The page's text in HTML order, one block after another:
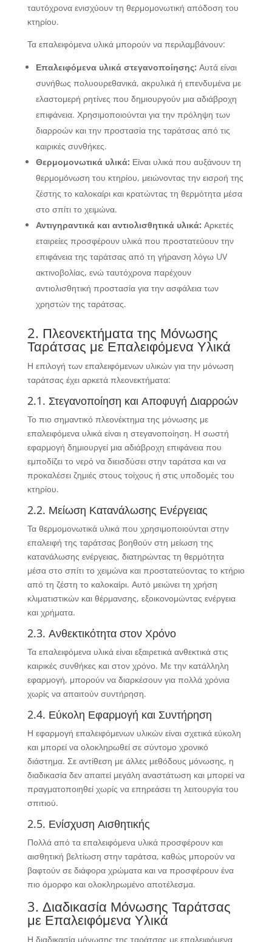
ταυτόχρονα ενισχύουν τη θερμομονωτική απόδοση του
κτηρίου.
Τα επαλειφόμενα υλικά μπορούν να περιλαμβάνουν:
Επαλειφόμενα υλικά στεγανοποίησης: Αυτά είναι
συνήθως πολυουρεθανικά, ακρυλικά ή επενδυμένα με
ελαστομερή ρητίνες που δημιουργούν μια αδιάβροχη
επιφάνεια. Χρησιμοποιούνται για την πρόληψη των
διαρροών και την προστασία της ταράτσας από τις
καιρικές συνθήκες.
Θερμομονωτικά υλικά: Είναι υλικά που αυξάνουν τη
θερμομόνωση του κτηρίου, μειώνοντας την εισροή της
ζέστης το καλοκαίρι και κρατώντας τη θερμότητα μέσα
στο σπίτι το χειμώνα.
Αντιγηραντικά και αντιολισθητικά υλικά: Αρκετές
εταιρείες προσφέρουν υλικά που προστατεύουν την
επιφάνεια της ταράτσας από τη γήρανση λόγω UV
ακτινοβολίας, ενώ ταυτόχρονα παρέχουν
αντιολισθητική προστασία για την ασφάλεια των
χρηστών της ταράτσας.
2. Πλεονεκτήματα της Μόνωσης
Ταράτσας με Επαλειφόμενα Υλικά
Η επιλογή των επαλειφόμενων υλικών για την μόνωση
ταράτσας έχει αρκετά πλεονεκτήματα:
2.1. Στεγανοποίηση και Αποφυγή Διαρροών
Το πιο σημαντικό πλεονέκτημα της μόνωσης με
επαλειφόμενα υλικά είναι η στεγανοποίηση. Η σωστή
εφαρμογή δημιουργεί μια αδιάβροχη επιφάνεια που
εμποδίζει το νερό να διεισδύσει στην ταράτσα και να
προκαλέσει ζημιές στους τοίχους ή στις υποδομές του
κτηρίου.
2.2. Μείωση Κατανάλωσης Ενέργειας
Τα θερμομονωτικά υλικά που χρησιμοποιούνται στην
επαλειφή της ταράτσας βοηθούν στη μείωση της
κατανάλωσης ενέργειας, διατηρώντας τη θερμότητα
μέσα στο σπίτι το χειμώνα και προστατεύοντας το κτήριο
από τη ζέστη το καλοκαίρι. Αυτό μειώνει τη χρήση
κλιματιστικών και θέρμανσης, εξοικονομώντας ενέργεια
και χρήματα.
2.3. Ανθεκτικότητα στον Χρόνο
Τα επαλειφόμενα υλικά είναι εξαιρετικά ανθεκτικά στις
καιρικές συνθήκες και στον χρόνο. Με την κατάλληλη
εφαρμογή, μπορούν να διαρκέσουν για πολλά χρόνια
χωρίς να απαιτούν συντήρηση.
2.4. Εύκολη Εφαρμογή και Συντήρηση
Η εφαρμογή επαλειφόμενων υλικών είναι σχετικά εύκολη
και μπορεί να ολοκληρωθεί σε σύντομο χρονικό
διάστημα. Σε αντίθεση με άλλες μεθόδους μόνωσης, η
διαδικασία δεν απαιτεί μεγάλη αναστάτωση και μπορεί να
πραγματοποιηθεί χωρίς να επηρεάσει τη λειτουργία του
σπιτιού.
2.5. Ενίσχυση Αισθητικής
Πολλά από τα επαλειφόμενα υλικά προσφέρουν και
αισθητική βελτίωση στην ταράτσα, καθώς μπορούν να
βαφτούν σε διάφορα χρώματα και να προσφέρουν ένα
πιο όμορφο και ολοκληρωμένο αποτέλεσμα.
3. Διαδικασία Μόνωσης Ταράτσας
με Επαλειφόμενα Υλικά
Η διαδικασία μόνωσης της ταράτσας με επαλειφόμενα